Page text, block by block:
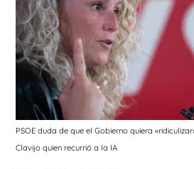
PSOE duda de que el Gobierno quiera
Clavijo quien recurrió a la IA